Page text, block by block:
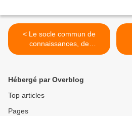
< Le socle commun de
connaissances, de
compétences et de culture
Hébergé par Overblog
Top articles
Pages